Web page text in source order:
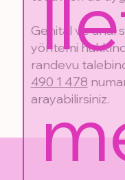
Genital ve anal
yöntemi
randevu
490 1 478
arayabilirsiniz.